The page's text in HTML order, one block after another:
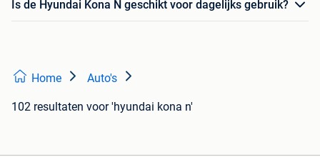
Is de Hyundai Kona N geschikt voor dagelijks gebruik?
Home Auto's
102 resultaten voor 'hyundai kona n'